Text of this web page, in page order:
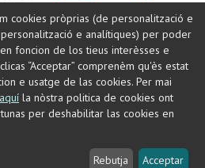
Contacte
cookies pròprias (de personalització e
e analítiques) per poder
foncion de los tieus interèsses e
“Acceptar” comprenèm qu'ès estat
e usatge de las cookies. Per mai
aquí la nòstra politica de cookies ont
per deshabilitar las cookies en
Rebutja Acceptar